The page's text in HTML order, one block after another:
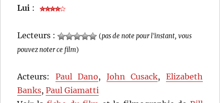
Lui :
Lecteurs : (pas de note pour l'instant, vous
pouvez noter ce film)
Acteurs: Paul Dano, John Cusack, Elizabeth
Banks,Paul Giamatti